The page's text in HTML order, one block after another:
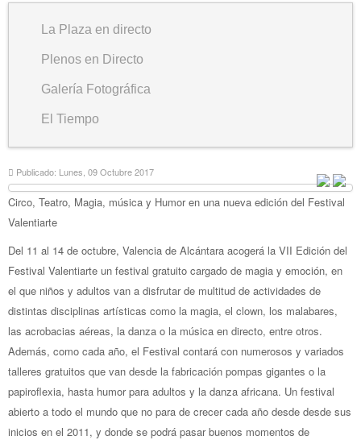
La Plaza en directo
Plenos en Directo
Galería Fotográfica
El Tiempo
Publicado: Lunes, 09 Octubre 2017
Circo, Teatro, Magia, música y Humor en una nueva edición del Festival
Valentiarte
Del 11 al 14 de octubre, Valencia de Alcántara acogerá la VII Edición del
Festival Valentiarte un festival gratuito cargado de magia y emoción, en
el que niños y adultos van a disfrutar de multitud de actividades de
distintas disciplinas artísticas como la magia, el clown, los malabares,
las acrobacias aéreas, la danza o la música en directo, entre otros.
Además, como cada año, el Festival contará con numerosos y variados
talleres gratuitos que van desde la fabricación pompas gigantes o la
papiroflexia, hasta humor para adultos y la danza africana. Un festival
abierto a todo el mundo que no para de crecer cada año desde desde sus
inicios en el 2011, y donde se podrá pasar buenos momentos de